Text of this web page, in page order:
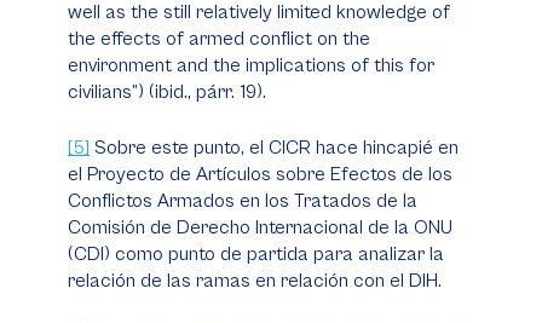
well as the still relatively limited knowledge of
the effects of armed conflict on the
environment and the implications of this for
civilians”) (ibid., párr. 19).
[5] Sobre este punto, el CICR hace hincapié en
el Proyecto de Artículos sobre Efectos de los
Conflictos Armados en los Tratados de la
Comisión de Derecho Internacional de la ONU
(CDI) como punto de partida para analizar la
relación de las ramas en relación con el DIH.